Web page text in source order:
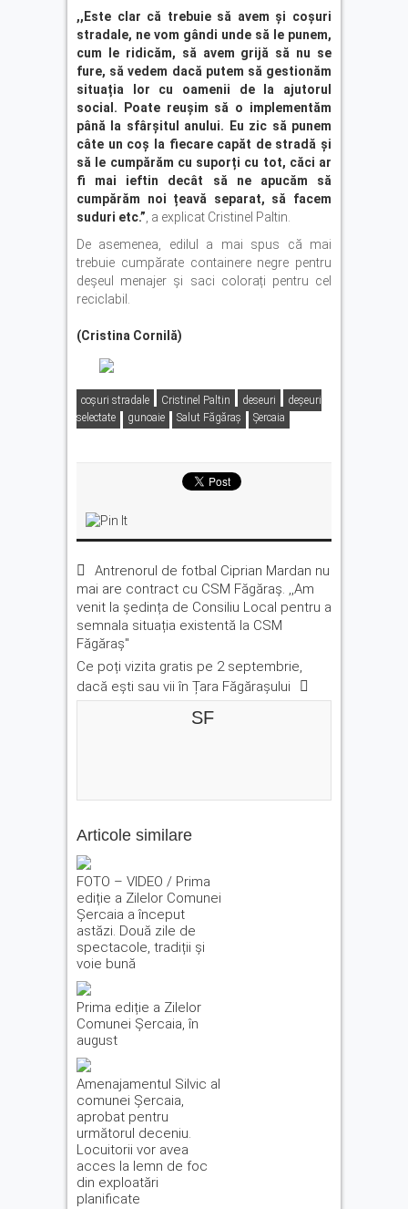
,,Este clar că trebuie să avem și coșuri
stradale, ne vom gândi unde să le punem,
cum le ridicăm, să avem grijă să nu se
fure, să vedem dacă putem să gestionăm
situația lor cu oamenii de la ajutorul
social. Poate reușim să o implementăm
până la sfârșitul anului. Eu zic să punem
câte un coș la fiecare capăt de stradă și
să le cumpărăm cu suporți cu tot, căci ar
fi mai ieftin decât să ne apucăm să
cumpărăm noi țeavă separat, să facem
suduri etc.”, a explicat Cristinel Paltin.
De asemenea, edilul a mai spus că mai
trebuie cumpărate containere negre pentru
deșeul menajer și saci colorați pentru cel
reciclabil.
(Cristina Cornilă)
coșuri stradale Cristinel Paltin deseuri
deșeuri
selectate
gunoaie Salut Făgăraş Șercaia
Antrenorul de fotbal Ciprian Mardan nu
mai are contract cu CSM Făgăraș. ,,Am
venit la ședința de Consiliu Local pentru a
semnala situația existentă la CSM
Făgăraș''
Ce poți vizita gratis pe 2 septembrie,
dacă ești sau vii în Țara Făgărașului
SF
Articole similare
FOTO – VIDEO / Prima
ediție a Zilelor Comunei
Șercaia a început
astăzi. Două zile de
spectacole, tradiții și
voie bună
Prima ediție a Zilelor
Comunei Șercaia, în
august
Amenajamentul Silvic al
comunei Șercaia,
aprobat pentru
următorul deceniu.
Locuitorii vor avea
acces la lemn de foc
din exploatări
planificate